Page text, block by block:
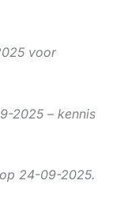
voor
2025 – kennis
24-09-2025.